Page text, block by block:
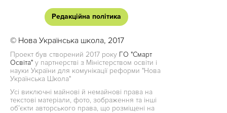
Редакційна політика
© Нова Українська школа, 2017
Проект був створений 2017 року ГО "Смарт
Освіта" у партнерстві з Міністерством освіти і
науки України для комунікації реформи "Нова
Українська Школа"
Усі виключні майнові й немайнові права на
текстові матеріали, фото, зображення та інші
об’єкти авторського права, що розміщені на